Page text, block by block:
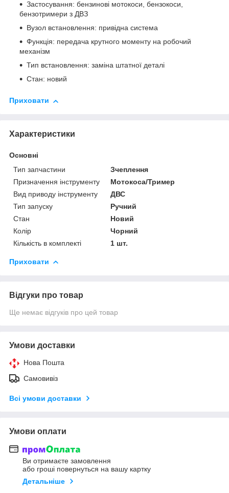
Застосування: бензинові мотокоси, бензокоси,
бензотримери з ДВЗ
Вузол встановлення: привідна система
Функція: передача крутного моменту на робочий
механізм
Тип встановлення: заміна штатної деталі
Стан: новий
Приховати
Характеристики
Основні
Тип запчастини
Зчеплення
Призначення інструменту
Мотокоса/Тример
Вид приводу інструменту
ДВС
Тип запуску
Ручний
Стан
Новий
Колір
Чорний
Кількість в комплекті
1 шт.
Приховати
Відгуки про товар
Ще немає відгуків про цей товар
Умови доставки
Нова Пошта
Самовивіз
Всі умови доставки
Умови оплати
Ви отримаєте замовлення
або гроші повернуться на вашу картку
Детальніше